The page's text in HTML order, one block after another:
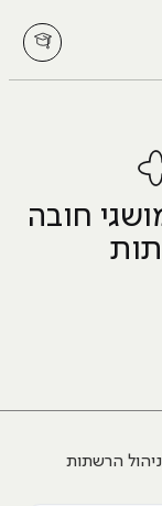
אנשי הסיסטם: 20 מושגי חובה